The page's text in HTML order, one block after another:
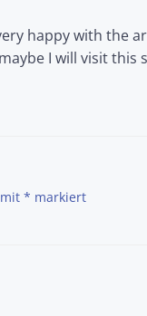
happy with the
I will visit this
* markiert